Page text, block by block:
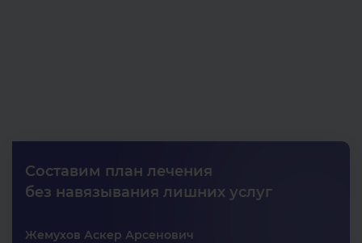
Составим план лечения
без навязывания лишних услуг
Жемухов Аскер Арсенович